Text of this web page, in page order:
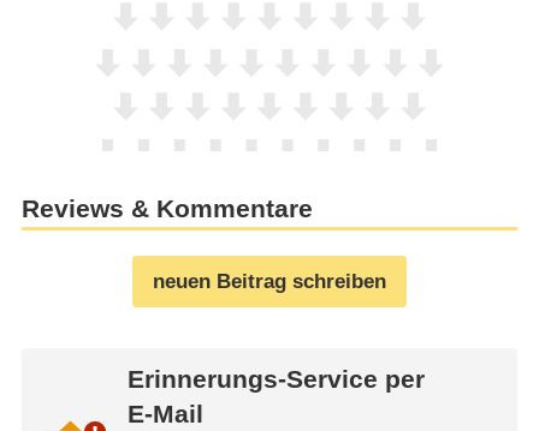
Reviews & Kommentare
neuen Beitrag schreiben
Erinnerungs-Service per
E-Mail